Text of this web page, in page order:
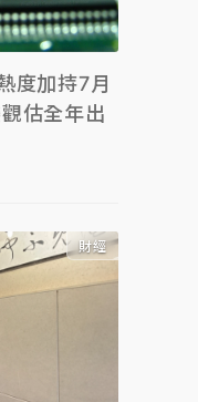
度加持7月
估全年出
財經